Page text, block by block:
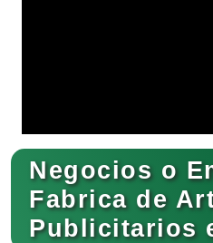
Negocios o
Fabrica de
Publicitarios